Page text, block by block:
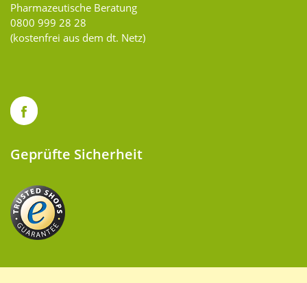
Pharmazeutische Beratung
0800 999 28 28
(kostenfrei aus dem dt. Netz)
Geprüfte Sicherheit